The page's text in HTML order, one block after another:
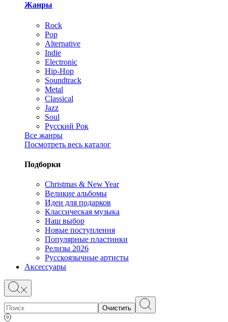
Жанры
Rock
Pop
Alternative
Indie
Electronic
Hip-Hop
Soundtrack
Metal
Classical
Jazz
Soul
Русский Рок
Все жанры
Посмотреть весь каталог
Подборки
Christmas & New Year
Великие альбомы
Идеи для подарков
Классическая музыка
Наш выбор
Новые поступления
Популярные пластинки
Релизы 2026
Русскоязычные артисты
Аксессуары
Очистить